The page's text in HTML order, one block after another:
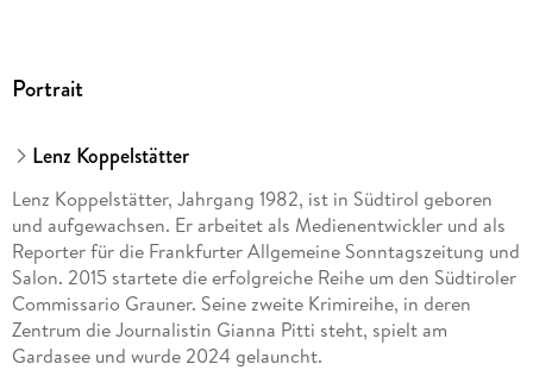
Portrait
Lenz Koppelstätter
Lenz Koppelstätter, Jahrgang 1982, ist in Südtirol geboren
und aufgewachsen. Er arbeitet als Medienentwickler und als
Reporter für die Frankfurter Allgemeine Sonntagszeitung und
Salon. 2015 startete die erfolgreiche Reihe um den Südtiroler
Commissario Grauner. Seine zweite Krimireihe, in deren
Zentrum die Journalistin Gianna Pitti steht, spielt am
Gardasee und wurde 2024 gelauncht.